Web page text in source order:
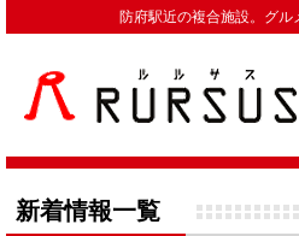
防府駅近の複合施設。グ
新着情報一覧